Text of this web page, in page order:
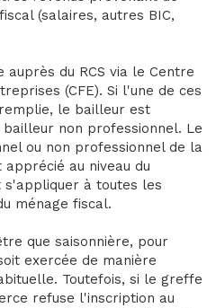
(salaires, autres BIC,
auprès du RCS via le Centre
(CFE). Si l'une de ces
le bailleur est
non professionnel. Le
ou non professionnel de la
au niveau du
s'appliquer à toutes les
ménage fiscal.
que saisonnière, pour
exercée de manière
Toutefois, si le greffe
refuse l'inscription au